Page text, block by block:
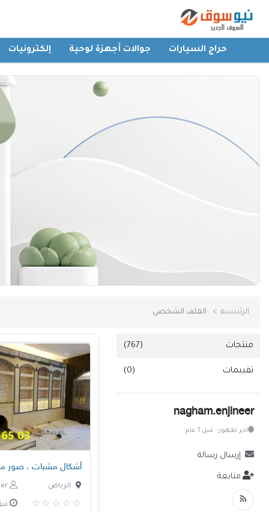
حراج السيارات جوالات أجهزة لوحية إلكترونيات
جوالات أجهزة لوحية
خدمات
إتصل بنا
اتفاقية الاستخدام
تسجيل دخول
التسجيل في الموقع
الرئيسية الملف الشخصي
منتجات (767)
تقييمات (0)
nagham.enjineer
اخر ظهور: قبل 1 عام
إرسال رسالة
متابعة
أشكال مشبات ، صور
nagham.enjineer الرياض
قبل 3